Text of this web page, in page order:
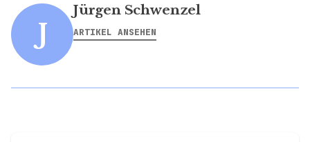
J
Jürgen Schwenzel
ARTIKEL ANSEHEN